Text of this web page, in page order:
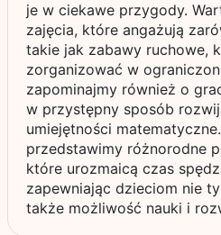
je w ciekawe przygody.
zajęcia, które angażują
takie jak zabawy ruchowe,
zorganizować w
zapominajmy również o
w przystępny sposób
umiejętności
przedstawimy różnorodne
które urozmaicą czas
zapewniając dzieciom nie
także możliwość nauki i